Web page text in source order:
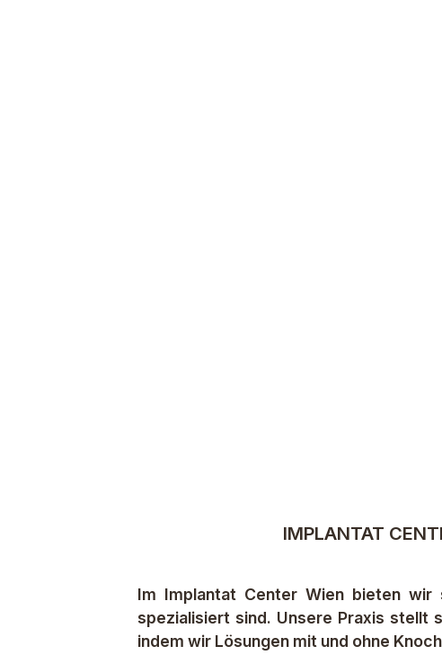
IMPLANTAT
Im Implantat Center Wien bieten
spezialisiert sind. Unsere Praxis stellt
indem wir Lösungen mit und ohne